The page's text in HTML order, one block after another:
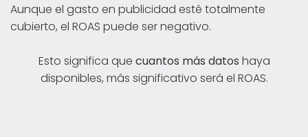
Aunque el gasto en publicidad esté totalmente
cubierto, el ROAS puede ser negativo.
Esto significa que cuantos más datos haya
disponibles, más significativo será el ROAS.